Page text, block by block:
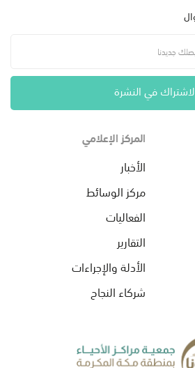
في النشرة
المركز الإعلامي
الأخبار
مركز الوسائط
الفعاليات
التقارير
الأدلة والإجراءات
شركاء النجاح